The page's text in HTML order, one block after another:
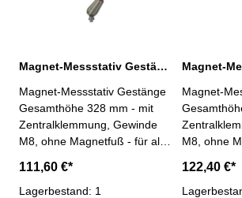
Magnet-Messstativ Gestänge Gesamthöhe 328 mm mit Zentralklemmung
Magnet-Messstativ Gestänge
Gesamthöhe 328 mm - mit
Zentralklemmung, Gewinde
M8, ohne Magnetfuß - für alle
Aufnahme - mit
Feineinstellung - Gestänge
111,60 €*
Lagerbestand: 1
Magnet-
M8, ohne
- mit
Gestänge
122,40 €*